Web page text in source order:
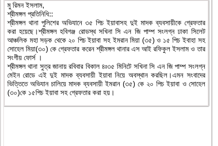
মু রিমন ইসলাম,
শ্রীমঙ্গল প্রতিনিধি::
শ্রীমঙ্গল থানা পুলিশের অভিযানে ৩৫ পিচ ইয়াবাসহ দুই মাদক ব্যবসায়ীকে গ্রেফতার
করা হয়েছে।শ্রীমঙ্গল হবিগঞ্জ রোডস্থ সখিনা সি এন জি পাম্প সংলগ্ন ঢাকা সিলেট
আঞ্চলিক মহা সড়ক থেকে ২০ পিচ ইয়াবা সহ ইমরান মিয়া (৩৫) ও ১৫ পিচ ইবাহা সহ
সোহেল মিয়া(৩০) কে গ্রেফতার করেন শ্রীমঙ্গল থানার এস আই রফিকুল ইসলাম ও তার
সংগীয় ফোর্স ।
শ্রীমঙ্গল থানা সুত্র জানায় রবিবার বিকাল ৪ঃ৩৫ মিনিটে সখিনা সি এন জি পাম্প সংলগ্ন
মেইন রোডে এই দুই মাদক ব্যবসায়ী ইয়াবা নিয়ে অবস্থান করছিল।এমন সংবাদের
ভিত্তিতে অভিযান চালিয়ে মাদক ব্যবসায়ী ইমরান (৩৫) কে ২০ পিচ ইয়াবা ও সোহেল
(৩০)কে ১৫পিচ ইয়াবা সহ গ্রেফতার করা হয়।